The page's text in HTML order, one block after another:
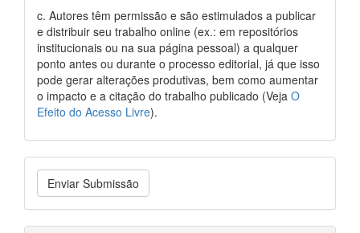
c. Autores têm permissão e são estimulados a publicar
e distribuir seu trabalho online (ex.: em repositórios
institucionais ou na sua página pessoal) a qualquer
ponto antes ou durante o processo editorial, já que isso
pode gerar alterações produtivas, bem como aumentar
o impacto e a citação do trabalho publicado (Veja O
Efeito do Acesso Livre).
Enviar Submissão